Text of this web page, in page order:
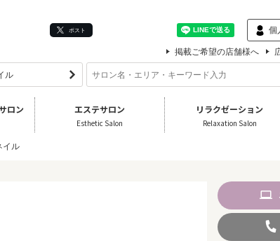
ポスト 個
掲載ご希望の店舗様へ
ロン エステサロン
Esthetic Salon
リラクゼーション
Relaxation Salon
イル